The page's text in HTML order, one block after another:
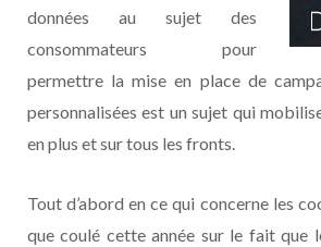
données au sujet des
consommateurs pour
permettre la mise en place de
personnalisées est un sujet qui
en plus et sur tous les fronts.
Tout d’abord en ce qui concerne les
que coulé cette année sur le fait que